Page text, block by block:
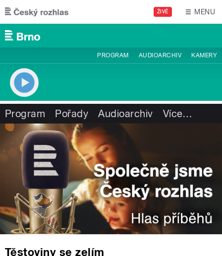
Přejít k hlavnímu obsahu
ŽIVĚ MENU
PROGRAM AUDIOARCHIV KAMERY
Program Pořady Audioarchiv Více…
Těstoviny se zelím